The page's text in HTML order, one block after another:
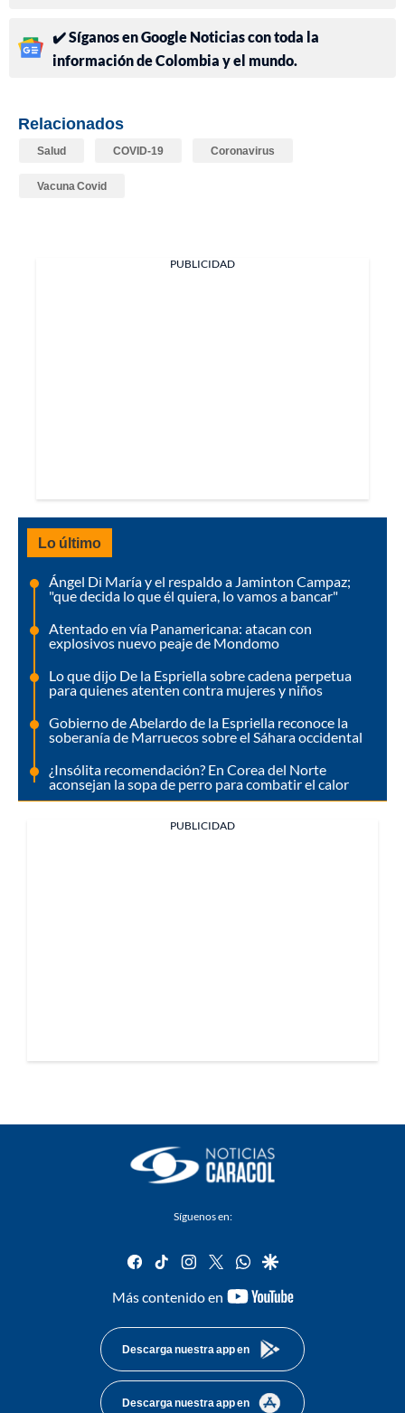
✔️ Síganos en Google Noticias con toda la
información de Colombia y el mundo.
Relacionados
Salud COVID-19 Coronavirus
Vacuna Covid
PUBLICIDAD
Lo último
Ángel Di María y el respaldo a Jaminton Campaz;
"que decida lo que él quiera, lo vamos a bancar"
Atentado en vía Panamericana: atacan con
explosivos nuevo peaje de Mondomo
Lo que dijo De la Espriella sobre cadena perpetua
para quienes atenten contra mujeres y niños
Gobierno de Abelardo de la Espriella reconoce la
soberanía de Marruecos sobre el Sáhara occidental
¿Insólita recomendación? En Corea del Norte
aconsejan la sopa de perro para combatir el calor
PUBLICIDAD
Síguenos en:
facebook
tiktok instagram
twitterwhatsapp
google
Más contenido en
youtube-
Descarga nuestra app en
Descarga nuestra app en